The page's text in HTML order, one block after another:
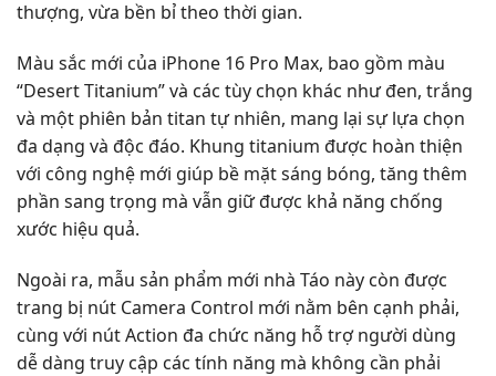
thượng, vừa bền bỉ theo thời gian.
Màu sắc mới của iPhone 16 Pro Max, bao gồm màu
“Desert Titanium” và các tùy chọn khác như đen, trắng
và một phiên bản titan tự nhiên, mang lại sự lựa chọn
đa dạng và độc đáo. Khung titanium được hoàn thiện
với công nghệ mới giúp bề mặt sáng bóng, tăng thêm
phần sang trọng mà vẫn giữ được khả năng chống
xước hiệu quả.
Ngoài ra, mẫu sản phẩm mới nhà Táo này còn được
trang bị nút Camera Control mới nằm bên cạnh phải,
cùng với nút Action đa chức năng hỗ trợ người dùng
dễ dàng truy cập các tính năng mà không cần phải